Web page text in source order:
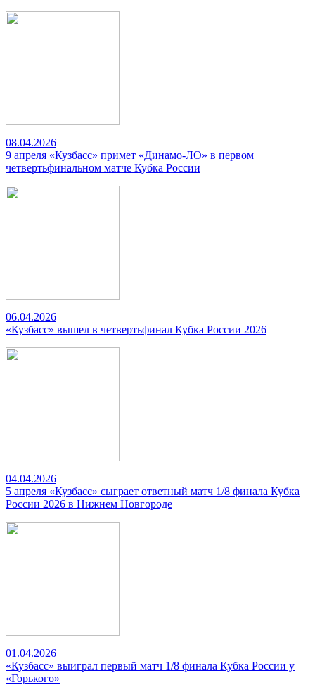
08.04.2026
9 апреля «Кузбасс» примет «Динамо-ЛО» в первом
четвертьфинальном матче Кубка России
06.04.2026
«Кузбасс» вышел в четвертьфинал Кубка России 2026
04.04.2026
5 апреля «Кузбасс» сыграет ответный матч 1/8 финала Кубка
России 2026 в Нижнем Новгороде
01.04.2026
«Кузбасс» выиграл первый матч 1/8 финала Кубка России у
«Горького»